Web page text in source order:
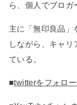
ら、個人でブロガ
主に「無印良品」
しながら、キャ
ている。
■twitterをフォロー